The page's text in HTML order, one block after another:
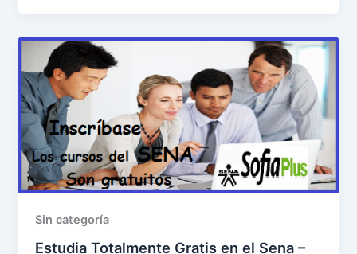
Sin categoría
Estudia Totalmente Gratis en el Sena –